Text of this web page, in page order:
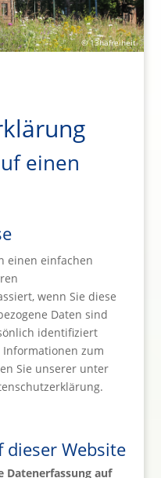
© 13hafreiheit
einen
einen einfachen
wenn Sie diese
Daten sind
identifiziert
zum
Sie unserer unter
dieser Website
auf